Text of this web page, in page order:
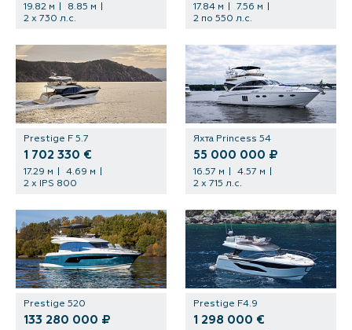
19.82 м
8.85 м
2 х 730 л.с.
17.84 м
7.56 м
2 по 550 л.с.
Prestige F 5.7
1 702 330 €
17.29 м
4.69 м
2 x IPS 800
Яхта Princess 54
55 000 000 ₽
16.57 м
4.57 м
2 x 715 л.с.
Prestige 520
133 280 000 ₽
Prestige F4.9
1 298 000 €